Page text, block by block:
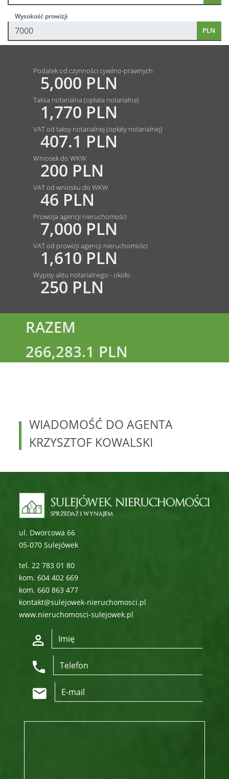
Wysokość prowizji
PLN
Podatek od czynności cywilno-prawnych
5,000 PLN
Taksa notarialna (opłata notarialna)
1,770 PLN
VAT od taksy notarialnej (opłaty notarialnej)
407.1 PLN
Wniosek do WKW
200 PLN
VAT od wniosku do WKW
46 PLN
Prowizja agencji nieruchomości
7,000 PLN
VAT od prowizji agencji nieruchomości
1,610 PLN
Wypisy aktu notarialnego - około
250 PLN
RAZEM
266,283.1 PLN
WIADOMOŚĆ DO AGENTA
KRZYSZTOF KOWALSKI
ul. Dworcowa 66
05-070 Sulejówek
tel. 22 783 01 80
kom. 604 402 669
kom. 660 863 477
kontakt@sulejowek-nieruchomosci.pl
www.nieruchomosci-sulejowek.pl